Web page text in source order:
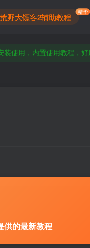
荒野大镖客2辅助教程 精华
版辅助/GTA5传承版辅助/
装使用，内置使用教程，
供的最新教程